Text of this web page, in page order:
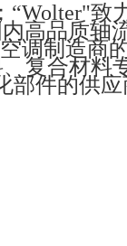
高品质
调制造
复合材料
部件的供